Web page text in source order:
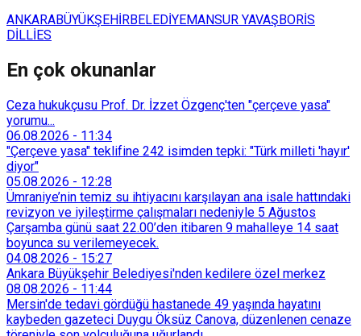
ANKARABÜYÜKŞEHİRBELEDİYEMANSUR YAVAŞBORİS
DİLLİES
En çok okunanlar
Ceza hukukçusu Prof. Dr. İzzet Özgenç'ten "çerçeve yasa"
yorumu...
06.08.2026 - 11:34
"Çerçeve yasa" teklifine 242 isimden tepki: "Türk milleti 'hayır'
diyor"
05.08.2026 - 12:28
Ümraniye’nin temiz su ihtiyacını karşılayan ana isale hattındaki
revizyon ve iyileştirme çalışmaları nedeniyle 5 Ağustos
Çarşamba günü saat 22.00’den itibaren 9 mahalleye 14 saat
boyunca su verilemeyecek.
04.08.2026 - 15:27
Ankara Büyükşehir Belediyesi'nden kedilere özel merkez
08.08.2026 - 11:44
Mersin'de tedavi gördüğü hastanede 49 yaşında hayatını
kaybeden gazeteci Duygu Öksüz Canova, düzenlenen cenaze